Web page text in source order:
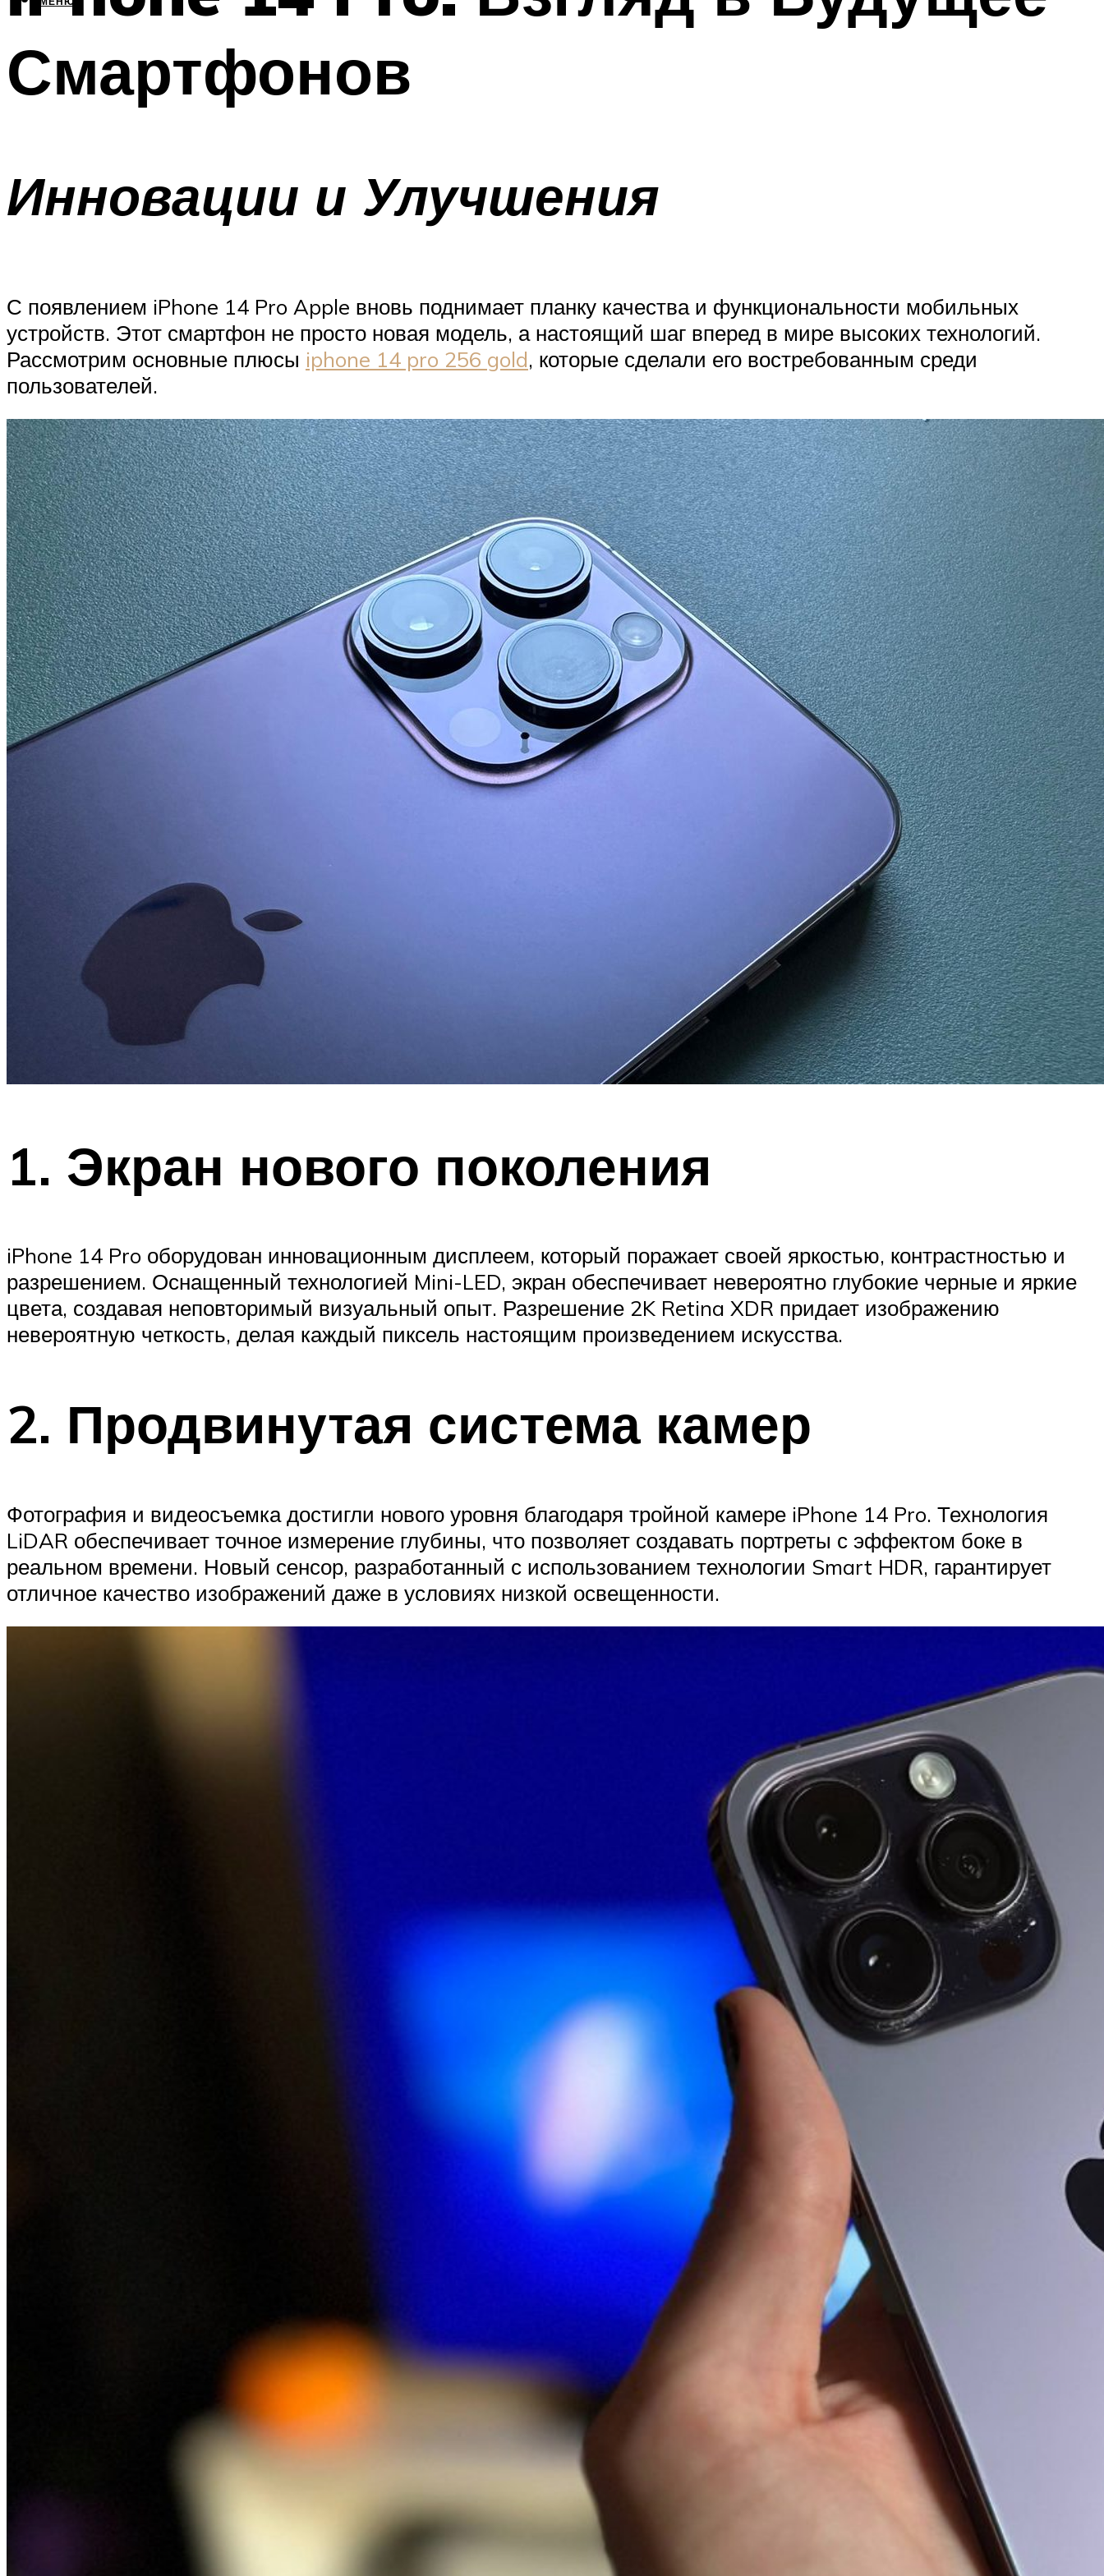
Смартфонов
Инновации и Улучшения
С появлением iPhone 14 Pro Apple вновь поднимает планку качества и функциональности мобильных
устройств. Этот смартфон не просто новая модель, а настоящий шаг вперед в мире высоких технологий.
Рассмотрим основные плюсы iphone 14 pro 256 gold, которые сделали его востребованным среди
пользователей.
1. Экран нового поколения
iPhone 14 Pro оборудован инновационным дисплеем, который поражает своей яркостью, контрастностью и
разрешением. Оснащенный технологией Mini-LED, экран обеспечивает невероятно глубокие черные и яркие
цвета, создавая неповторимый визуальный опыт. Разрешение 2K Retina XDR придает изображению
невероятную четкость, делая каждый пиксель настоящим произведением искусства.
2. Продвинутая система камер
Фотография и видеосъемка достигли нового уровня благодаря тройной камере iPhone 14 Pro. Технология
LiDAR обеспечивает точное измерение глубины, что позволяет создавать портреты с эффектом боке в
реальном времени. Новый сенсор, разработанный с использованием технологии Smart HDR, гарантирует
отличное качество изображений даже в условиях низкой освещенности.